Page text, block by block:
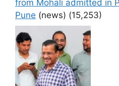
from Mohali admitted in
Pune (news) (15,253)